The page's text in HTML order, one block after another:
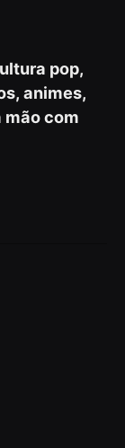
pop,
animes,
mão com